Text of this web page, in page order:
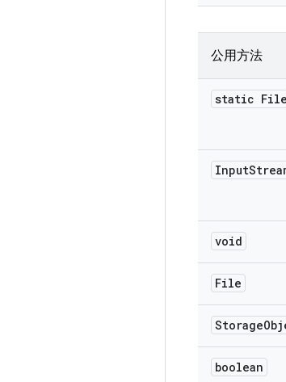
公用方法
static File
Input
void
File
Storage
boolean